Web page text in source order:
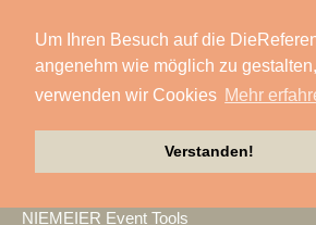
Um Ihren Besuch auf die
angenehm wie möglich zu gestalten,
verwenden wir Cookies Mehr
Verstanden!
MUTEC
NEC Display Solutions
NEEC Audio
Nexo
NIEMEIER Event Tools